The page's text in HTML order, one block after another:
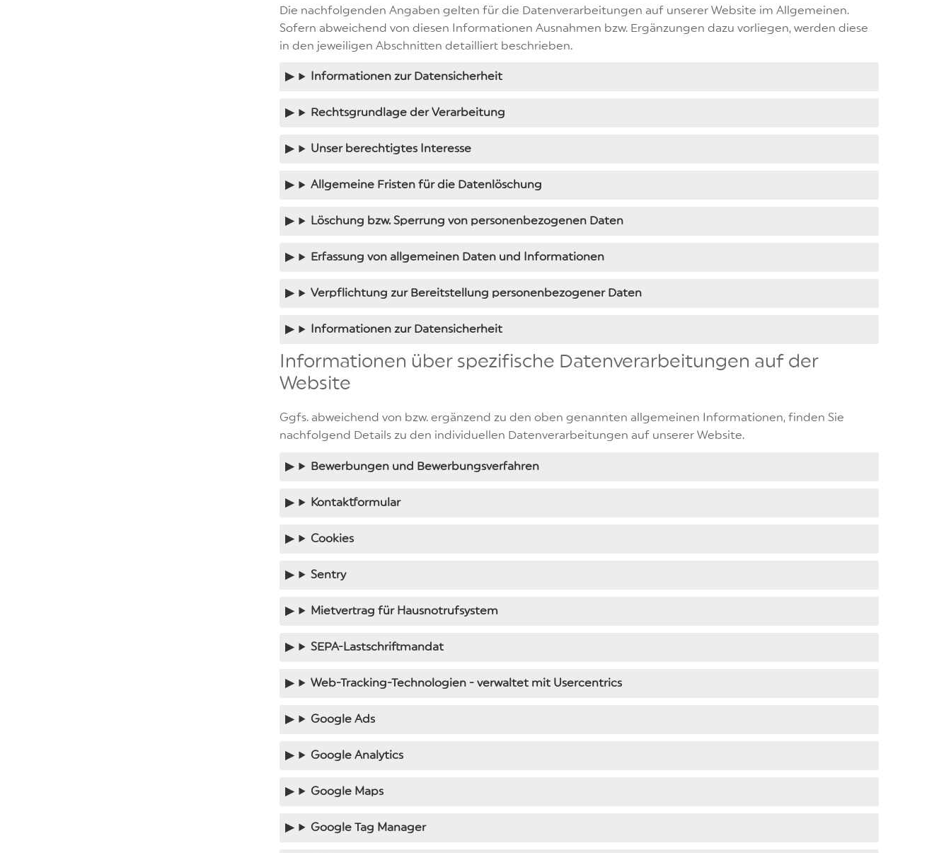
Die nachfolgenden Angaben gelten für die Datenverarbeitungen auf unserer Website im Allgemeinen.
Sofern abweichend von diesen Informationen Ausnahmen bzw. Ergänzungen dazu vorliegen, werden diese
in den jeweiligen Abschnitten detailliert beschrieben.
Informationen zur Datensicherheit
Rechtsgrundlage der Verarbeitung
Unser berechtigtes Interesse
Allgemeine Fristen für die Datenlöschung
Löschung bzw. Sperrung von personenbezogenen Daten
Erfassung von allgemeinen Daten und Informationen
Verpflichtung zur Bereitstellung personenbezogener Daten
Informationen zur Datensicherheit
Informationen über spezifische Datenverarbeitungen auf der
Website
Ggfs. abweichend von bzw. ergänzend zu den oben genannten allgemeinen Informationen, finden Sie
nachfolgend Details zu den individuellen Datenverarbeitungen auf unserer Website.
Bewerbungen und Bewerbungsverfahren
Kontaktformular
Cookies
Sentry
Mietvertrag für Hausnotrufsystem
SEPA-Lastschriftmandat
Web-Tracking-Technologien - verwaltet mit Usercentrics
Google Ads
Google Analytics
Google Maps
Google Tag Manager